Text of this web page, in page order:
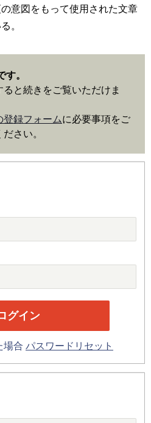
意図をもって使用された文章
。
す。
と続きをご覧いただけま
登録フォームに必要事項をご
さい。
場合 パスワードリセット